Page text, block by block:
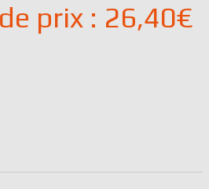
prix : 26,40€